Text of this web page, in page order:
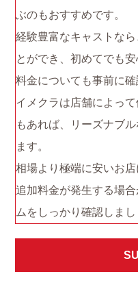
ぶのもおすすめです。
経験豊富なキャストな
とができ、初めてでも安
料金についても事前に確
イメクラは店舗によっ
もあれば、リーズナブ
ます。
相場より極端に安いお店
追加料金が発生する場
ムをしっかり確認しまし